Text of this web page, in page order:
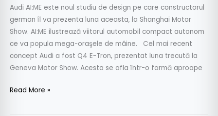
Audi AI:ME este noul studiu de design pe care constructorul
german îl va prezenta luna aceasta, la Shanghai Motor
Show. AI:ME ilustrează viitorul automobil compact autonom
ce va popula mega-oraşele de mâine. Cel mai recent
concept Audi a fost Q4 E-Tron, prezentat luna trecută la
Geneva Motor Show. Acesta se afla într-o formă aproape
Read More »